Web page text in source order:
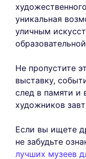
уникальная
уличным
Не пропустите
выставку,
след в памяти и
художников
Если вы ищете
не забудьте
лучших музеев